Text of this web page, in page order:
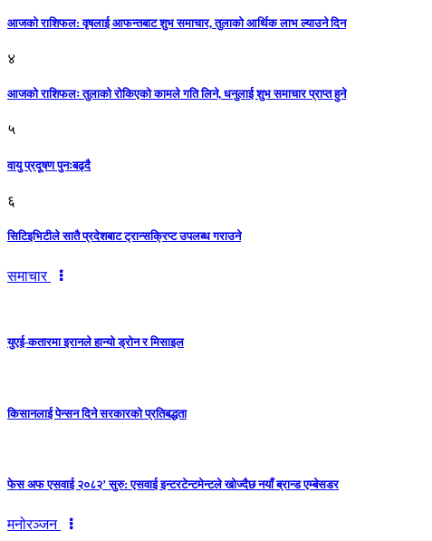
आजकाे राशिफल: वृषलाई आफन्तबाट शुभ समाचार, तुलाकाे आर्थिक लाभ ल्याउने दिन
४
आजको राशिफलः तुलाकाे रोकिएको कामले गति लिने, धनुलाई शुभ समाचार प्राप्त हुने
५
वायु प्रदूषण पुनःबढ्दै
६
सिटिइभिटीले सातै प्रदेशबाट ट्रान्सक्रिप्ट उपलब्ध गराउने
समाचार
युएई-कतारमा इरानले हान्यो ड्रोन र मिसाइल
किसानलाई पेन्सन दिने सरकारको प्रतिबद्धता
फेस अफ एसवाई २०८२’ सुरु: एसवाई इन्टरटेन्टमेन्टले खोज्दैछ नयाँ ब्रान्ड एम्बेसडर
मनोरञ्जन